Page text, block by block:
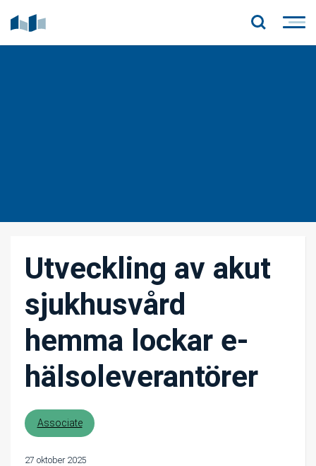
Utveckling av akut
sjukhusvård
hemma lockar e-
hälsoleverantörer
Associate
27 oktober 2025